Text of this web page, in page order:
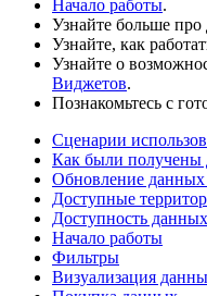
Начало работы.
Узнайте больше
Узнайте, как
Узнайте о
Виджетов.
Познакомьтесь с
Сценарии
Как были получены
Обновление данных
Доступные
Доступность данных
Начало работы
Фильтры
Визуализация